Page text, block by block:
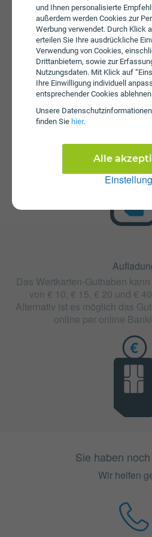
und Ihnen personalisierte
außerdem werden Cookies zur
Werbung verwendet. Durch Klick
erteilen Sie Ihre ausdrückliche
Verwendung von Cookies,
Drittanbietern, sowie zur
Nutzungsdaten. Mit Klick auf
Ihre Einwilligung individuell
entsprechender Cookies ablehnen.
Unsere
finden Sie hier.
Alle
Bei einem Wertkarten-Tarif
Magenta zum Preis von €
Starpaket sind Inklusiv-
Das Wertkarten-Guthaben
von € 10, € 15, € 20 und €
Alternativ ist es möglich das
online per online
Sie haben
Wir helfen